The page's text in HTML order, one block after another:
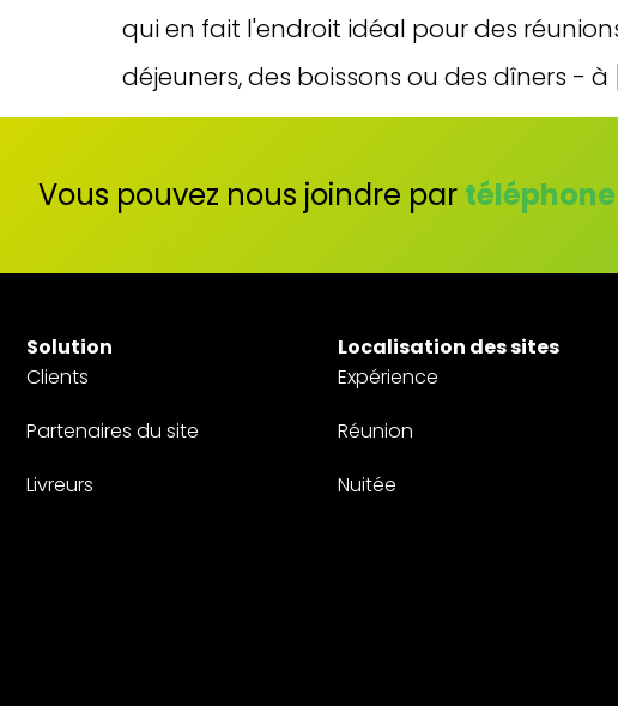
qui en fait l'endroit idéal pour des
déjeuners, des boissons ou des dîners - à
Vous pouvez nous joindre par téléphone
Solution
Clients
Partenaires du site
Livreurs
Localisation des sites
Expérience
Réunion
Nuitée